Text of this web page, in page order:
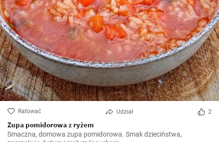
Ratować Udział 2
Zupa pomidorowa z ryżem
Smaczna, domowa zupa pomidorowa. Smak dzieciństwa,